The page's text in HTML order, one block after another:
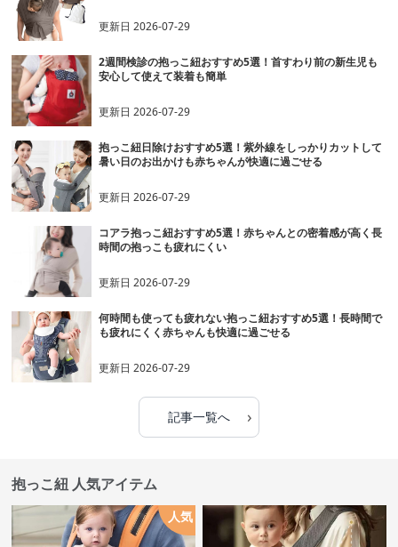
更新日2026-07-29
2週間検診の抱っこ紐おすすめ5選！首すわり前の新生児も
安心して使えて装着も簡単
更新日2026-07-29
抱っこ紐日除けおすすめ5選！紫外線をしっかりカットして
暑い日のお出かけも赤ちゃんが快適に過ごせる
更新日2026-07-29
コアラ抱っこ紐おすすめ5選！赤ちゃんとの密着感が高く長
時間の抱っこも疲れにくい
更新日2026-07-29
何時間も使っても疲れない抱っこ紐おすすめ5選！長時間で
も疲れにくく赤ちゃんも快適に過ごせる
更新日2026-07-29
記事一覧へ ›
抱っこ紐 人気アイテム
人気